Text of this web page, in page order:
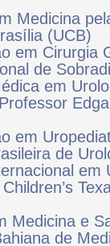
em
Medicina e
de
do Corpo
Federal
da
Sobre mim